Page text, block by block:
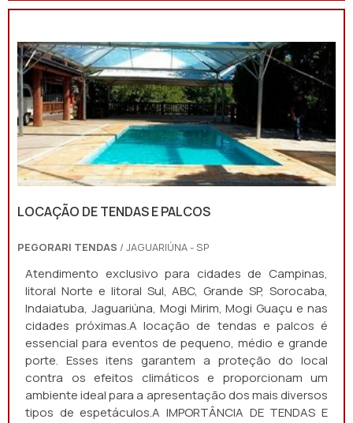
LOCAÇÃO DE TENDAS E PALCOS
PEGORARI TENDAS / JAGUARIÚNA - SP
Atendimento exclusivo para cidades de Campinas,
litoral Norte e litoral Sul, ABC, Grande SP, Sorocaba,
Indaiatuba, Jaguariúna, Mogi Mirim, Mogi Guaçu e nas
cidades próximas.A locação de tendas e palcos é
essencial para eventos de pequeno, médio e grande
porte. Esses itens garantem a proteção do local
contra os efeitos climáticos e proporcionam um
ambiente ideal para a apresentação dos mais diversos
tipos de espetáculos.A IMPORTÂNCIA DE TENDAS E